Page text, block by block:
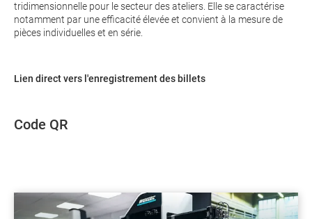
tridimensionnelle pour le secteur des ateliers. Elle se caractérise
notamment par une efficacité élevée et convient à la mesure de
pièces individuelles et en série.
Lien direct vers l'enregistrement des billets
Code QR